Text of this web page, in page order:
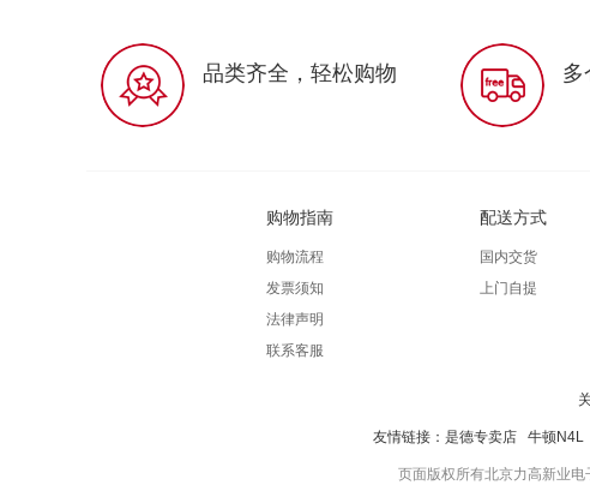
品类齐全，轻松购物 多
购物指南
购物流程
发票须知
法律声明
联系客服
配送方式
国内交货
上门自提
友情链接： 是德专卖店 牛顿N4L
页面版权所有北京力高新业